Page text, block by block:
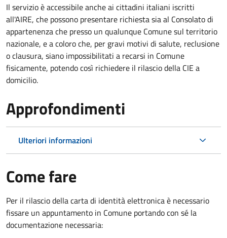
Il servizio è accessibile anche ai cittadini italiani iscritti
all'AIRE, che possono presentare richiesta sia al Consolato di
appartenenza che presso un qualunque Comune sul territorio
nazionale, e a coloro che, per gravi motivi di salute, reclusione
o clausura, siano impossibilitati a recarsi in Comune
fisicamente, potendo così richiedere il rilascio della CIE a
domicilio.
Approfondimenti
Ulteriori informazioni
Come fare
Per il rilascio della carta di identità elettronica è necessario
fissare un appuntamento in Comune portando con sé la
documentazione necessaria: